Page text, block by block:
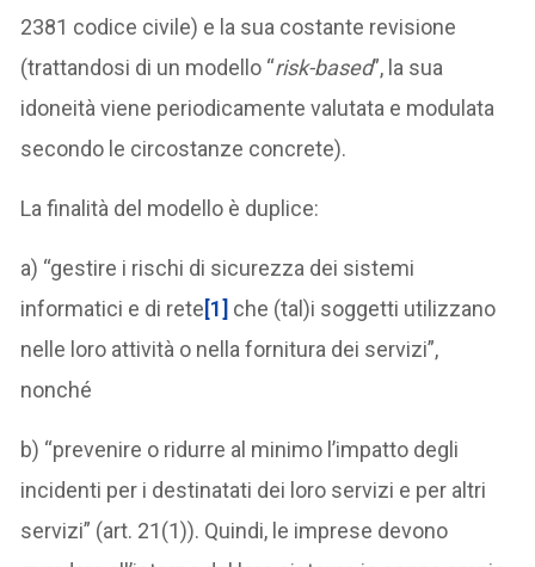
2381 codice civile) e la sua costante revisione
(trattandosi di un modello “risk-based”, la sua
idoneità viene periodicamente valutata e modulata
secondo le circostanze concrete).
La finalità del modello è duplice:
a) “gestire i rischi di sicurezza dei sistemi
informatici e di rete[1] che (tal)i soggetti utilizzano
nelle loro attività o nella fornitura dei servizi”,
nonché
b) “prevenire o ridurre al minimo l’impatto degli
incidenti per i destinatati dei loro servizi e per altri
servizi” (art. 21(1)). Quindi, le imprese devono